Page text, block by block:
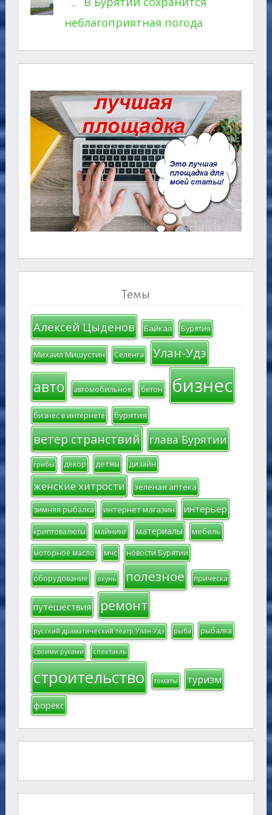
неблагоприятная погода
Темы
Алексей Цыденов Байкал Бурятия
Михаил Мишустин Селенга Улан-Удэ
авто автомобильное бетон бизнес
бизнес в интернете бурятия
ветер странствий глава Бурятии
грибы декор детям дизайн
женские хитрости зеленая аптека
зимняя рыбалка интернет магазин интерьер
криптовалюты майнинг материалы мебель
моторное масло мчс новости Бурятии
оборудование окунь полезное прическа
путешествия ремонт
русский драматический театр Улан-Удэ рыба рыбалка
своими руками спектакль
строительство томаты туризм
форекс